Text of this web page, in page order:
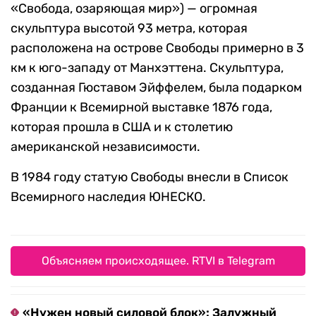
«Свобода, озаряющая мир») — огромная
скульптура высотой 93 метра, которая
расположена на острове Свободы примерно в 3
км к юго-западу от Манхэттена. Скульптура,
созданная Гюставом Эйффелем, была подарком
Франции к Всемирной выставке 1876 года,
которая прошла в США и к столетию
американской независимости.
В 1984 году статую Свободы внесли в Список
Всемирного наследия ЮНЕСКО.
Объясняем происходящее. RTVI в Telegram
«Нужен новый силовой блок»: Залужный